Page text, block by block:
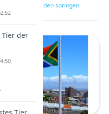
zur Stelle im Video springen
(02:54)
Tier der
Tier